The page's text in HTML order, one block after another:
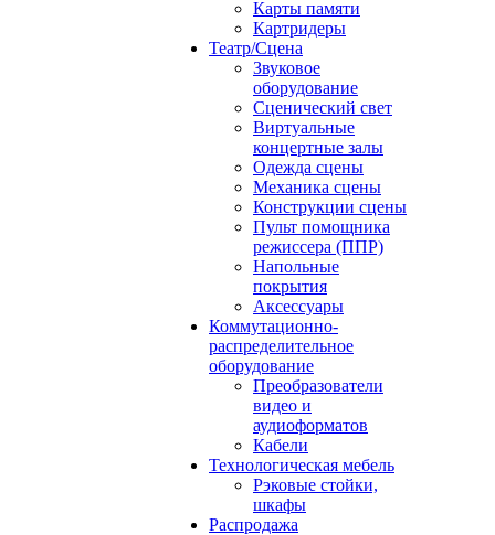
Карты памяти
Картридеры
Театр/Сцена
Звуковое
оборудование
Сценический свет
Виртуальные
концертные залы
Одежда сцены
Механика сцены
Конструкции сцены
Пульт помощника
режиссера (ППР)
Напольные
покрытия
Аксессуары
Коммутационно-
распределительное
оборудование
Преобразователи
видео и
аудиоформатов
Кабели
Технологическая мебель
Рэковые стойки,
шкафы
Распродажа